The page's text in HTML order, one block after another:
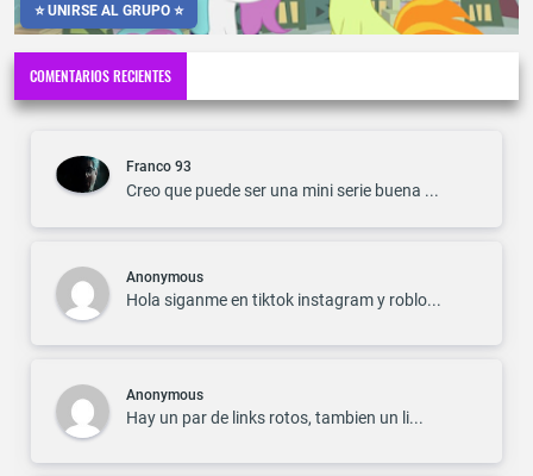
⭐ UNIRSE AL GRUPO ⭐
COMENTARIOS RECIENTES
Franco 93
Creo que puede ser una mini serie buena ...
Anonymous
Hola siganme en tiktok instagram y roblo...
Anonymous
Hay un par de links rotos, tambien un li...